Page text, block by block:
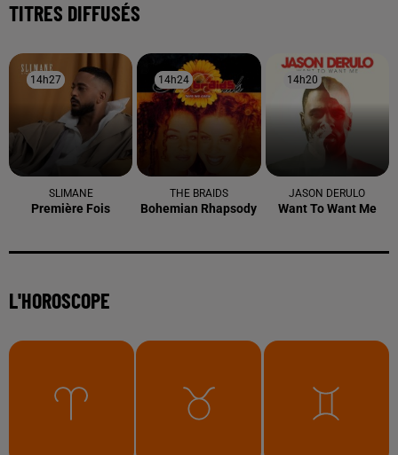
TITRES DIFFUSÉS
14h27
14h27
SLIMANE
Première Fois
14h24
14h24
THE BRAIDS
Bohemian Rhapsody
14h20
14h20
JASON DERULO
Want To Want Me
L'HOROSCOPE